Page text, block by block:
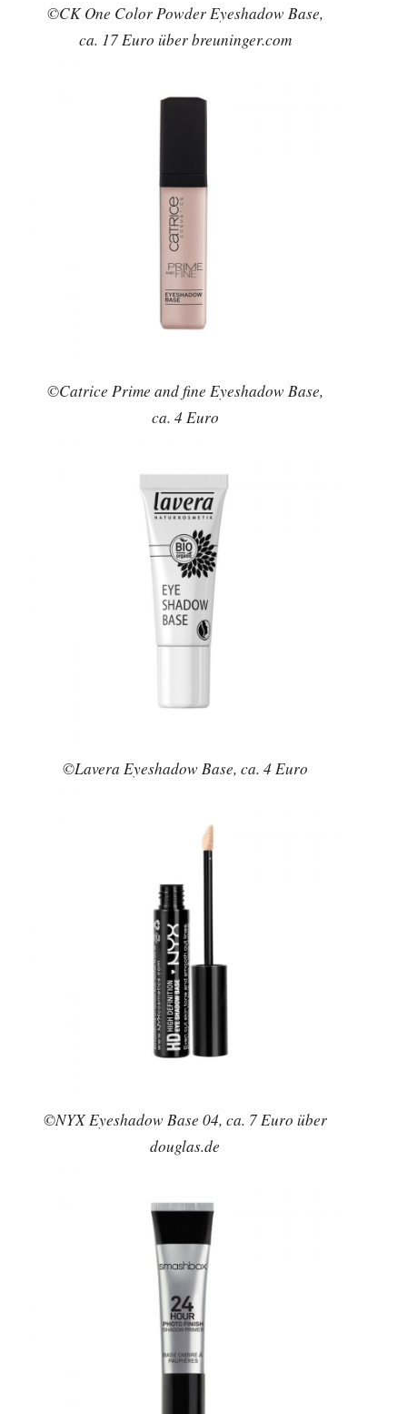
©CK One Color Powder Eyeshadow Base,
ca. 17 Euro über breuninger.com
©Catrice Prime and fine Eyeshadow Base,
ca. 4 Euro
©Lavera Eyeshadow Base, ca. 4 Euro
©NYX Eyeshadow Base 04, ca. 7 Euro über
douglas.de